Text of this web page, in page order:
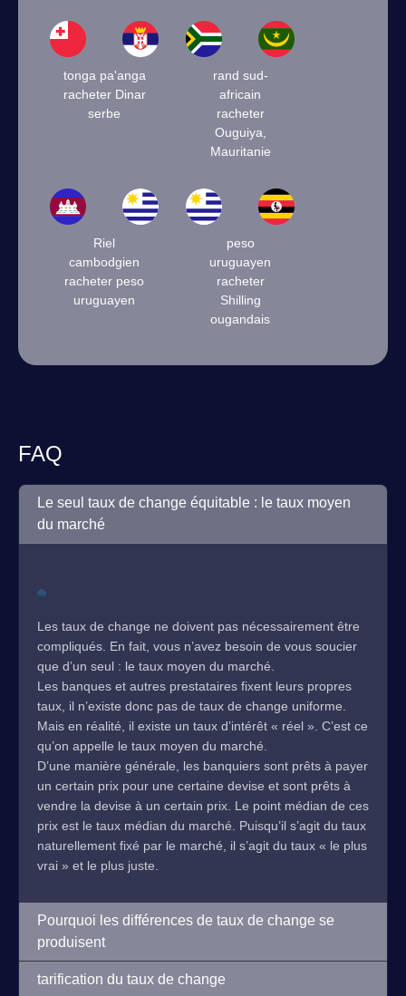
tonga pa'anga
racheter Dinar
serbe
rand sud-
africain
racheter
Ouguiya,
Mauritanie
Riel
cambodgien
racheter peso
uruguayen
peso
uruguayen
racheter
Shilling
ougandais
FAQ
Le seul taux de change équitable : le taux moyen
du marché
Les taux de change ne doivent pas nécessairement être
compliqués. En fait, vous n’avez besoin de vous soucier
que d’un seul : le taux moyen du marché.
Les banques et autres prestataires fixent leurs propres
taux, il n’existe donc pas de taux de change uniforme.
Mais en réalité, il existe un taux d’intérêt « réel ». C’est ce
qu’on appelle le taux moyen du marché.
D’une manière générale, les banquiers sont prêts à payer
un certain prix pour une certaine devise et sont prêts à
vendre la devise à un certain prix. Le point médian de ces
prix est le taux médian du marché. Puisqu’il s’agit du taux
naturellement fixé par le marché, il s’agit du taux « le plus
vrai » et le plus juste.
Pourquoi les différences de taux de change se
produisent
tarification du taux de change